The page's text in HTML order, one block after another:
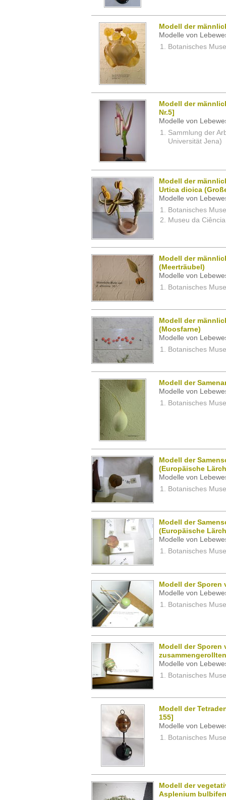
Modell der
Modelle von
Botanisches
Modell der
Nr.5]
Modelle von
Sammlung der
Universität Jena)
Modell der
Urtica dioica
Modelle von
Botanisches
Museu da
Modell der
(Meerträubel)
Modelle von
Botanisches
Modell der
(Moosfarne)
Modelle von
Botanisches
Modell der
Modelle von
Botanisches
Modell der
(Europäische
Modelle von
Botanisches
Modell der
(Europäische
Modelle von
Botanisches
Modell der Sporen
Modelle von
Botanisches
Modell der Sporen
Modelle von
Botanisches
Modell der
155]
Modelle von
Botanisches
Modell der
Asplenium